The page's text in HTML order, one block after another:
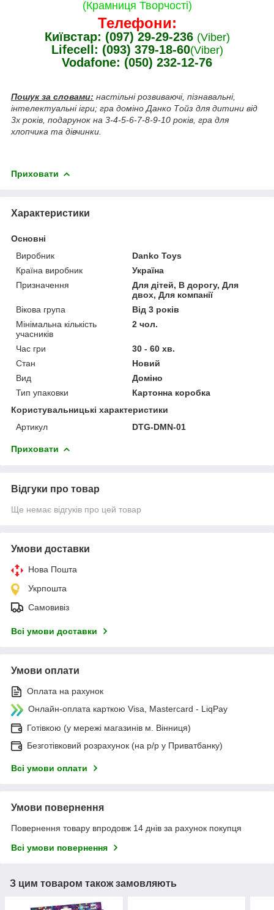
(Крамниця Творчості)
Телефони:
Київстар: (097) 29-29-236 (Viber)
Lifecell: (093) 379-18-60(Viber)
Vodafone: (050) 232-12-76
Пошук за словами: настільні розвиваючі, пізнавальні,
інтелектуальні ігри; гра доміно Данко Тойз для дитини від
3х років, подарунок на 3-4-5-6-7-8-9-10 років, гра для
хлопчика та дівчинки.
Приховати
Характеристики
Основні
Виробник
Danko Toys
Країна виробник
Україна
Призначення
Для дітей, В дорогу, Для
двох, Для компанії
Вікова група
Від 3 років
Мінімальна кількість
учасників
2 чол.
Час гри
30 - 60 хв.
Стан
Новий
Вид
Доміно
Тип упаковки
Картонна коробка
Користувальницькі характеристики
Артикул
DTG-DMN-01
Приховати
Відгуки про товар
Ще немає відгуків про цей товар
Умови доставки
Нова Пошта
Укрпошта
Самовивіз
Всі умови доставки
Умови оплати
Оплата на рахунок
Онлайн-оплата карткою Visa, Mastercard - LiqPay
Готівкою (у мережі магазинів м. Вінниця)
Безготівковий розрахунок (на р/р у Приватбанку)
Всі умови оплати
Умови повернення
Повернення товару впродовж 14 днів за рахунок покупця
Всі умови повернення
З цим товаром також замовляють